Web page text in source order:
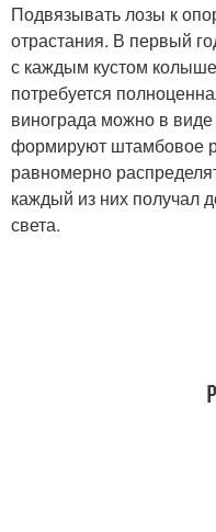
Подвязывать лозы к
отрастания. В первый
с каждым кустом
потребуется
винограда можно в
формируют штамбовое
равномерно
каждый из них получал
света.